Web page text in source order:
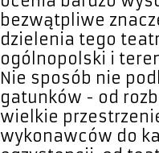
bezwątpliwe
dzielenia tego
ogólnopolski i
Nie sposób nie
gatunków - od
wielkie
wykonawców do